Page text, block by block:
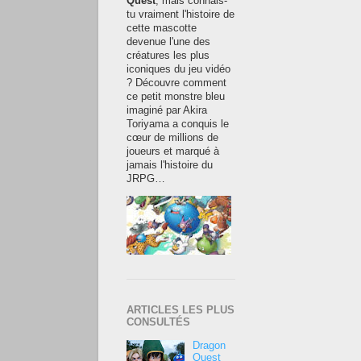
tu vraiment l'histoire de
cette mascotte
devenue l'une des
créatures les plus
iconiques du jeu vidéo
? Découvre comment
ce petit monstre bleu
imaginé par Akira
Toriyama a conquis le
cœur de millions de
joueurs et marqué à
jamais l'histoire du
JRPG…
ARTICLES LES PLUS
CONSULTÉS
Dragon
Quest